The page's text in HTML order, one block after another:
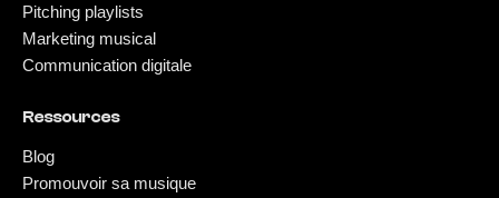
Pitching playlists
Marketing musical
Communication digitale
Ressources
Blog
Promouvoir sa musique